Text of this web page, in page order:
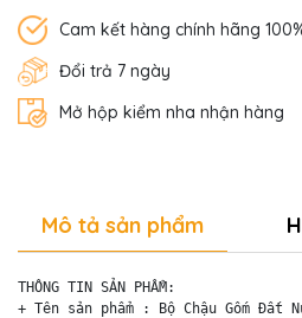
Cam kết hàng chính hãng
Đổi trả 7 ngày
Mở hộp kiểm nha nhận hàng
Mô tả sản phẩm
THÔNG TIN SẢN PHẨM:
+ Tên sản phẩm : Bộ Chậu Gốm Đất